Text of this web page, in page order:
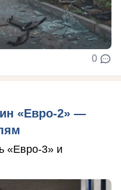
0
«Евро-2» —
«Евро-3» и